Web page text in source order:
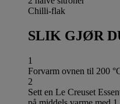
Chilli-flak
SLIK GJØR
1
Forvarm ovnen til 200
2
Sett en Le Creuset